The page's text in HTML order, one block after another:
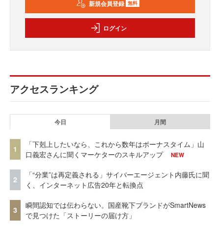
新規会員登録 無料
ログイン
アクセスランキング
今日 月間
1
「下剋上したいなら、これから数年はボーナスタイム」山
口義宏さんに聞くマーケターのスキルアップ
NEW
2
「“分業”は再定義される」サイバーエージェント内藤氏に聞
く、インターネット広告20年と転換点
3
瞬間認知では伝わらない。国産靴下ブランドがSmartNews
で見つけた「ストーリーの届け方」